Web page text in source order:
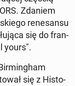
Zdaniem
re­ne­san­su
się do fran­
yours".
się z Hi­sto­